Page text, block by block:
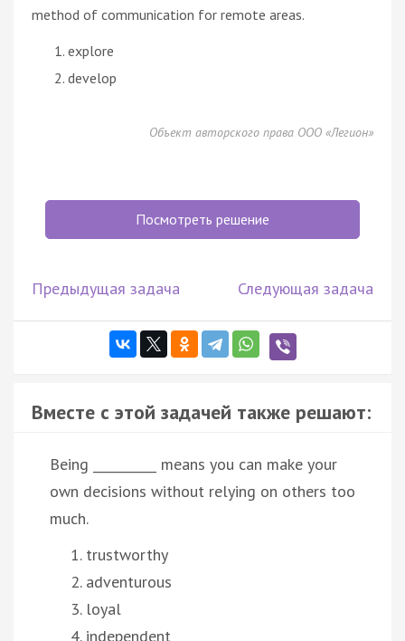
method of communication for remote areas.
explore
develop
Объект авторского права ООО «Легион»
Посмотреть решение
Предыдущая задача Следующая задача
Вместе с этой задачей также решают:
Being __________ means you can make your
own decisions without relying on others too
much.
trustworthy
adventurous
loyal
independent